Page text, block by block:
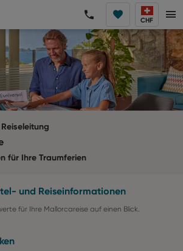
CHF
für Ihre Traumferien
und Reiseinformationen
für Ihre Mallorcareise auf einen Blick.